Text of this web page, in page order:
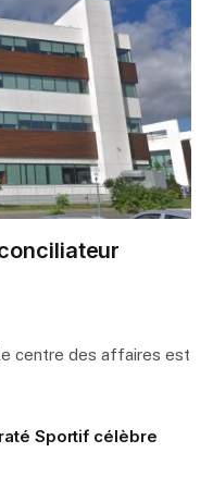
centre des affaires est
Sportif célèbre